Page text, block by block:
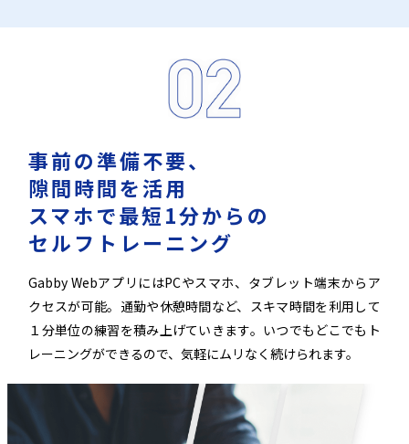
事前の準備不要、
隙間時間を活用
スマホで最短1分からの
セルフトレーニング
Gabby WebアプリにはPCやスマホ、タブレット端末からア
クセスが可能。通勤や休憩時間など、スキマ時間を利用して
１分単位の練習を積み上げていきます。いつでもどこでもト
レーニングができるので、気軽にムリなく続けられます。